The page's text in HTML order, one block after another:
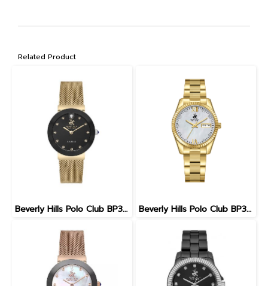
Related Product
Beverly Hills Polo Club BP3609X.150 นาฬิกาข้อมือผู้หญิง สีทอง Beverly Hills Polo Club BP3765C.120 FEMALE 32 MM. นาฬิกา นาฬิกาข้อมือ นาฬิกาข้อมือผู้หญิง